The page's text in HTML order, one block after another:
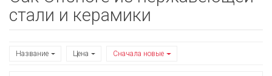
стали и керамики
Название Цена Сначала новые